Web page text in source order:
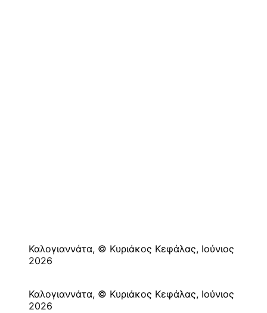
Καλογιαννάτα, © Κυριάκος Κεφάλας, Ιούνιος
2026
Καλογιαννάτα, © Κυριάκος Κεφάλας, Ιούνιος
2026